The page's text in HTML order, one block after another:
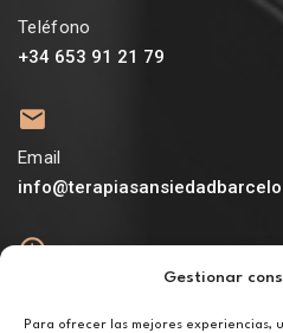
Gestionar
Para ofrecer las mejores experiencias,
Teléfono
+34 653 91 21 79
Email
De lunes a viernes de 10h a